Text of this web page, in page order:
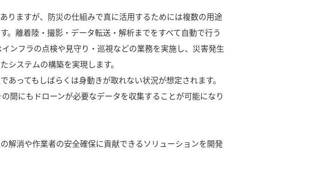
りますが、防災の仕組みで真に活用するためには複数の用途
離着陸・撮影・データ転送・解析までをすべて自動で行う
ンフラの点検や見守り・巡視などの業務を実施し、災害発生
ステムの構築を実現します。
ってもしばらくは身動きが取れない状況が想定されます。
間にもドローンが必要なデータを収集することが可能になり
解消や作業者の安全確保に貢献できるソリューションを開発